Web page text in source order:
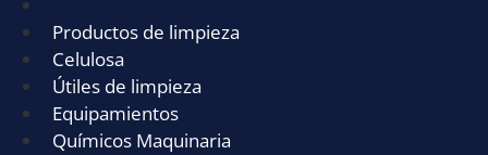
Productos de limpieza
Celulosa
Útiles de limpieza
Equipamientos
Químicos Maquinaria